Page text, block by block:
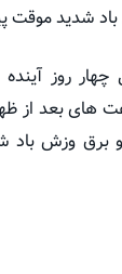
باد شدید
روز آینده
های بعد از
و برق وزش